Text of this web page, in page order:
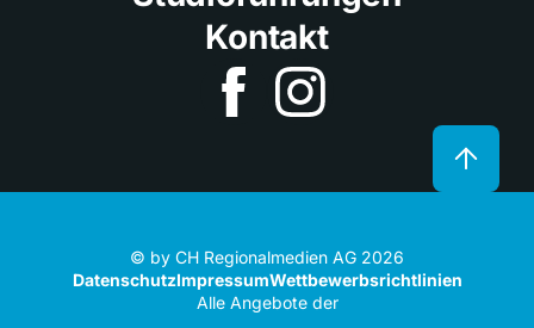
Kontakt
© by CH Regionalmedien AG 2026
DatenschutzImpressumWettbewerbsrichtlinien
Alle Angebote der